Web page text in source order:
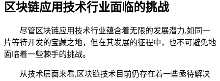
区块链应用技术行业面临的挑战
尽管区块链应用技术行业蕴含着无限的发展潜力,如同一
片等待开发的宝藏之地，但在其发展的征程中，也不可避免地
面临着一些棘手的挑战。
从技术层面来看,区块链技术目前仍存在着一些亟待解决